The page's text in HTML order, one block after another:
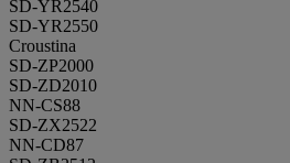
SD-YR2540
SD-YR2550
Croustina
SD-ZP2000
SD-ZD2010
NN-CS88
SD-ZX2522
NN-CD87